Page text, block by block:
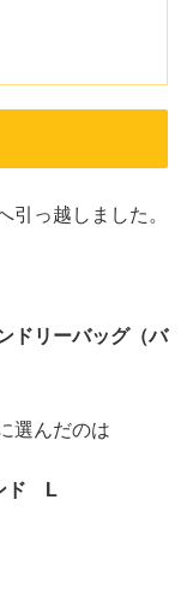
引っ越しました。
ドリーバッグ（バ
選んだのは
ド L